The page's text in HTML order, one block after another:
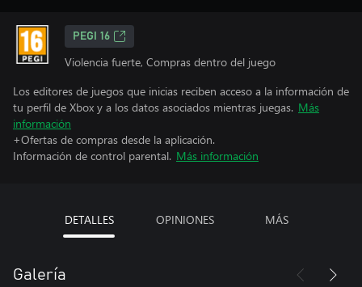
PEGI 16
Violencia fuerte, Compras dentro del juego
Los editores de juegos que inicias reciben acceso a la información de
tu perfil de Xbox y a los datos asociados mientras juegas. Más
información
+Ofertas de compras desde la aplicación.
Información de control parental. Más información
DETALLES OPINIONES MÁS
Galería